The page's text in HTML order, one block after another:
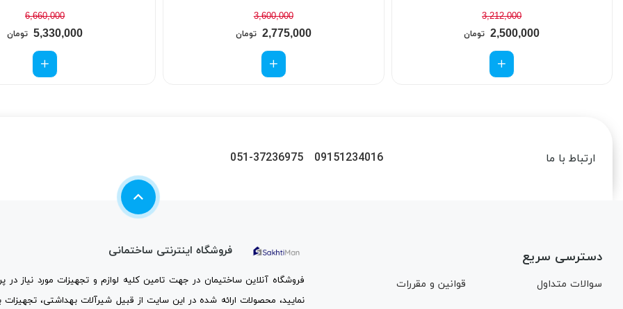
3,212,000
2,500,000 تومان
3,600,000
2,775,000 تومان
6,660,000
5,330,000 تومان
ارتباط با ما 09151234016
051-37236975
دسترسی سریع
سوالات متداول قوانین و مقررات
فروشگاه اینترنتی ساختمانی
فروشگاه آنلاین ساختیمان در جهت تامین کلیه لوازم و تجهیزات مورد نیاز
نمایید، محصولات ارائه شده در این سایت از قبیل شیرآلات بهداشتی،